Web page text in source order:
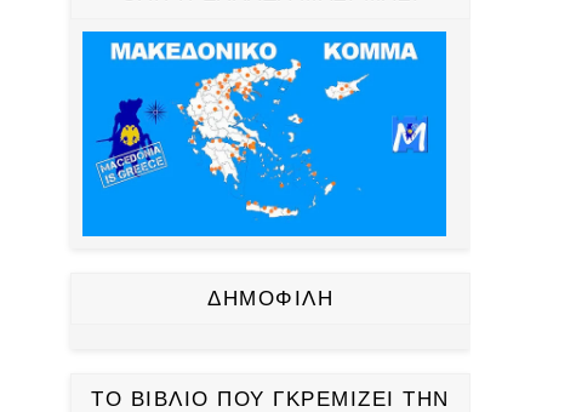
ΔΗΜΟΦΙΛΗ
ΤΟ ΒΙΒΛΙΟ ΠΟΥ ΓΚΡΕΜΙΖΕΙ ΤΗΝ